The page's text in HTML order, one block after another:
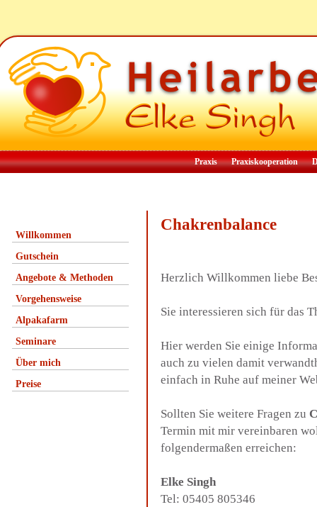
Praxis Praxiskooperation
Willkommen
Gutschein
Angebote & Methoden
Vorgehensweise
Alpakafarm
Seminare
Über mich
Preise
Chakrenbalance
Herzlich Willkommen liebe
Sie interessieren sich für das
Hier werden Sie einige
auch zu vielen damit
einfach in Ruhe auf meiner
Sollten Sie weitere Fragen zu
Termin mit mir vereinbaren
folgendermaßen erreichen:
Elke Singh
Tel: 05405 805346